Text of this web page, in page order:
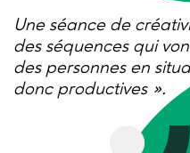
Une séance de
des séquences qui
des personnes en
donc productives ».